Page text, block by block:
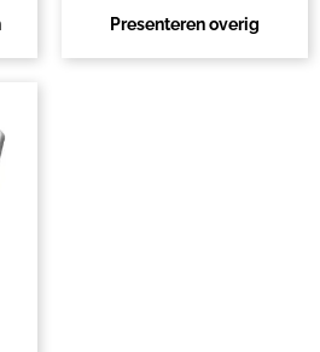
Presenteren overig